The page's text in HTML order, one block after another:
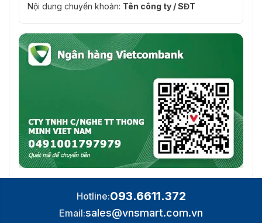
Nội dung chuyển khoản: Tên công ty / SĐT
Hotline:093.6611.372
Email:sales@vnsmart.com.vn